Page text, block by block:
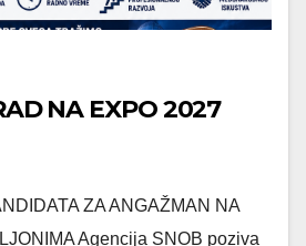
NA EXPO 2027
ZA ANGAŽMAN NA
Agencija SNOB poziva